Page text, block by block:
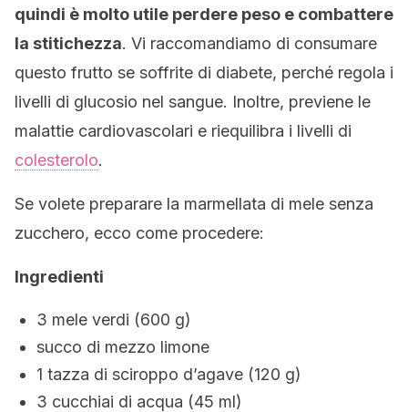
quindi è molto utile perdere peso e combattere
la stitichezza. Vi raccomandiamo di consumare
questo frutto se soffrite di diabete, perché regola i
livelli di glucosio nel sangue. Inoltre, previene le
malattie cardiovascolari e riequilibra i livelli di
colesterolo.
Se volete preparare la marmellata di mele senza
zucchero, ecco come procedere:
Ingredienti
3 mele verdi (600 g)
succo di mezzo limone
1 tazza di sciroppo d’agave (120 g)
3 cucchiai di acqua (45 ml)